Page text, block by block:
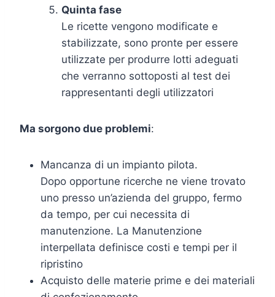
Quinta fase
Le ricette vengono modificate e
stabilizzate, sono pronte per essere
utilizzate per produrre lotti adeguati
che verranno sottoposti al test dei
rappresentanti degli utilizzatori
Ma sorgono due problemi:
Mancanza di un impianto pilota.
Dopo opportune ricerche ne viene trovato
uno presso un’azienda del gruppo, fermo
da tempo, per cui necessita di
manutenzione. La Manutenzione
interpellata definisce costi e tempi per il
ripristino
Acquisto delle materie prime e dei materiali